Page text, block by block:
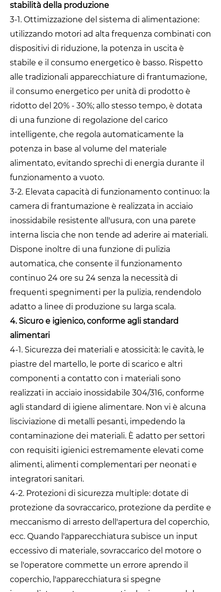
stabilità della produzione
3-1. Ottimizzazione del sistema di alimentazione:
utilizzando motori ad alta frequenza combinati con
dispositivi di riduzione, la potenza in uscita è
stabile e il consumo energetico è basso. Rispetto
alle tradizionali apparecchiature di frantumazione,
il consumo energetico per unità di prodotto è
ridotto del 20% - 30%; allo stesso tempo, è dotata
di una funzione di regolazione del carico
intelligente, che regola automaticamente la
potenza in base al volume del materiale
alimentato, evitando sprechi di energia durante il
funzionamento a vuoto.
3-2. Elevata capacità di funzionamento continuo: la
camera di frantumazione è realizzata in acciaio
inossidabile resistente all'usura, con una parete
interna liscia che non tende ad aderire ai materiali.
Dispone inoltre di una funzione di pulizia
automatica, che consente il funzionamento
continuo 24 ore su 24 senza la necessità di
frequenti spegnimenti per la pulizia, rendendolo
adatto a linee di produzione su larga scala.
4. Sicuro e igienico, conforme agli standard
alimentari
4-1. Sicurezza dei materiali e atossicità: le cavità, le
piastre del martello, le porte di scarico e altri
componenti a contatto con i materiali sono
realizzati in acciaio inossidabile 304/316, conforme
agli standard di igiene alimentare. Non vi è alcuna
lisciviazione di metalli pesanti, impedendo la
contaminazione dei materiali. È adatto per settori
con requisiti igienici estremamente elevati come
alimenti, alimenti complementari per neonati e
integratori sanitari.
4-2. Protezioni di sicurezza multiple: dotate di
protezione da sovraccarico, protezione da perdite e
meccanismo di arresto dell'apertura del coperchio,
ecc. Quando l'apparecchiatura subisce un input
eccessivo di materiale, sovraccarico del motore o
se l'operatore commette un errore aprendo il
coperchio, l'apparecchiatura si spegne